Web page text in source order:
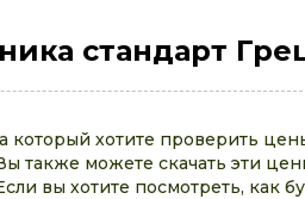
стандарт
хотите проверить
также можете скачать эти
вы хотите посмотреть, как